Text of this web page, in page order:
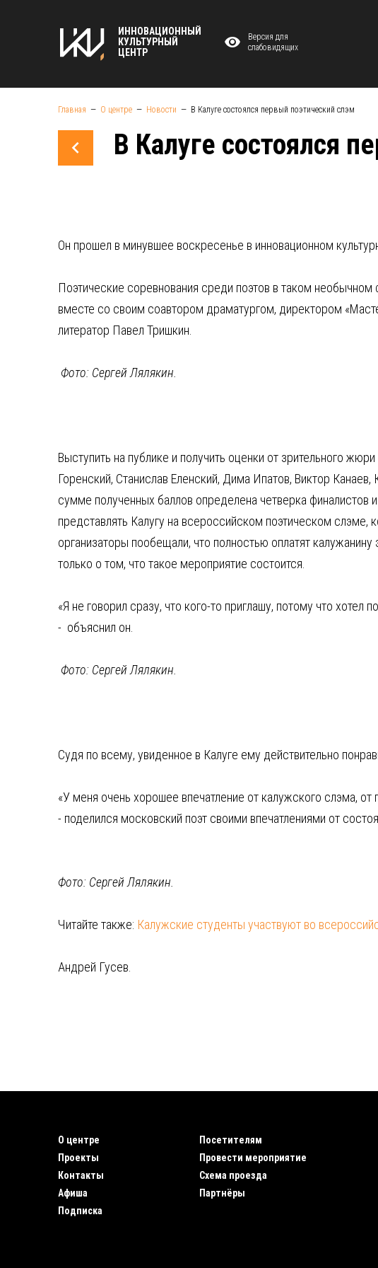
ИННОВАЦИОННЫЙ
КУЛЬТУРНЫЙ
ЦЕНТР
Версия для
слабовидящих
Главная О центре Новости В Калуге состоялся первый поэтический слэм
В Калуге состоялся
Он прошел в минувшее воскресенье в инновационном
Поэтические соревнования среди поэтов в таком
вместе со своим соавтором драматургом, директором
литератор Павел Тришкин.
Фото: Сергей Лялякин.
Выступить на публике и получить оценки от зрительного
Горенский, Станислав Еленский, Дима Ипатов, Виктор
сумме полученных баллов определена четверка финалистов
представлять Калугу на всероссийском поэтическом
организаторы пообещали, что полностью оплатят
только о том, что такое мероприятие состоится.
«Я не говорил сразу, что кого-то приглашу, потому что
- объяснил он.
Фото: Сергей Лялякин.
Судя по всему, увиденное в Калуге ему действительно
«У меня очень хорошее впечатление от калужского слэма, от
- поделился московский поэт своими впечатлениями от
Фото: Сергей Лялякин.
Читайте также: Калужские студенты участвуют во
Андрей Гусев.
О центре
Проекты
Контакты
Афиша
Подписка
Посетителям
Провести мероприятие
Схема проезда
Партнёры